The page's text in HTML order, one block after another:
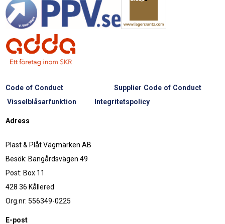
Code of Conduct
Supplier Code of Conduct
Visselblåsarfunktion
Integritetspolicy
Adress
Plast & Plåt Vägmärken AB
Besök: Bangårdsvägen 49
Post: Box 11
428 36 Kållered
Org.nr: 556349-0225
E-post